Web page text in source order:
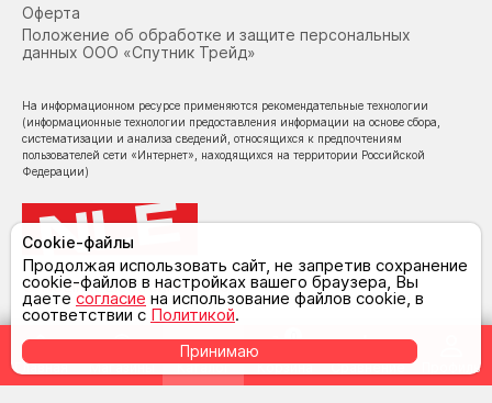
Оферта
Положение об обработке и защите персональных
данных ООО «Спутник Трейд»
© NoLimit Electronics 2026
На информационном ресурсе применяются рекомендательные технологии
(информационные технологии предоставления информации на основе сбора,
систематизации и анализа сведений, относящихся к предпочтениям
пользователей сети «Интернет», находящихся на территории Российской
Федерации)
Cookie-файлы
Продолжая использовать сайт, не запретив сохранение
cookie-файлов в настройках вашего браузера, Вы
даете согласие на использование файлов cookie, в
соответствии с Политикой.
Принимаю
Главная Магазины Каталог Корзина Сравнение Профиль